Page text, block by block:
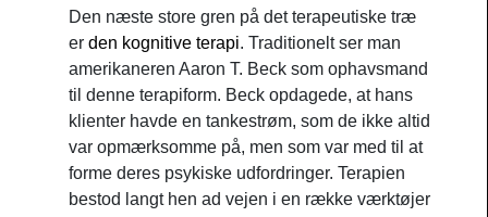
Den næste store gren på det terapeutiske træ
er den kognitive terapi. Traditionelt ser man
amerikaneren Aaron T. Beck som ophavsmand
til denne terapiform. Beck opdagede, at hans
klienter havde en tankestrøm, som de ikke altid
var opmærksomme på, men som var med til at
forme deres psykiske udfordringer. Terapien
bestod langt hen ad vejen i en række værktøjer